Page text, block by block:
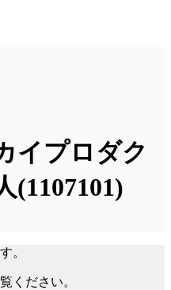
イプロダク
(1107101)
。
ください。